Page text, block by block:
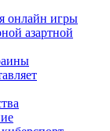
онлайн игры
азартной